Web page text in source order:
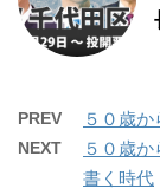
PREV ５０歳
NEXT
５０歳
書く時代